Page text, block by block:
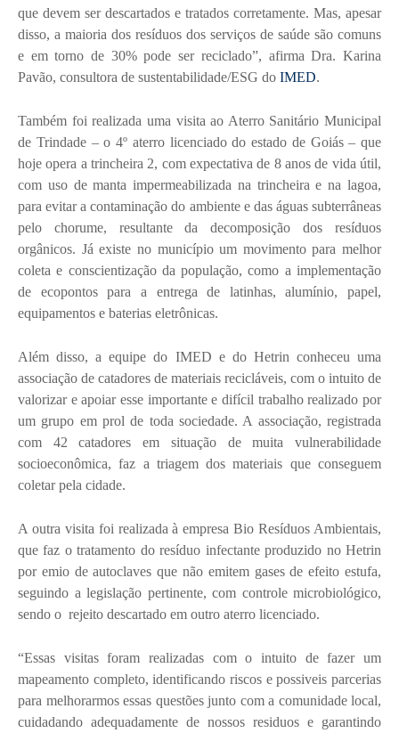
que devem ser descartados e tratados corretamente. Mas, apesar
disso, a maioria dos resíduos dos serviços de saúde são comuns
e em torno de 30% pode ser reciclado”, afirma Dra. Karina
Pavão, consultora de sustentabilidade/ESG do IMED.
Também foi realizada uma visita ao Aterro Sanitário Municipal
de Trindade – o 4º aterro licenciado do estado de Goiás – que
hoje opera a trincheira 2, com expectativa de 8 anos de vida útil,
com uso de manta impermeabilizada na trincheira e na lagoa,
para evitar a contaminação do ambiente e das águas subterrâneas
pelo chorume, resultante da decomposição dos resíduos
orgânicos. Já existe no município um movimento para melhor
coleta e conscientização da população, como a implementação
de ecopontos para a entrega de latinhas, alumínio, papel,
equipamentos e baterias eletrônicas.
Além disso, a equipe do IMED e do Hetrin conheceu uma
associação de catadores de materiais recicláveis, com o intuito de
valorizar e apoiar esse importante e difícil trabalho realizado por
um grupo em prol de toda sociedade. A associação, registrada
com 42 catadores em situação de muita vulnerabilidade
socioeconômica, faz a triagem dos materiais que conseguem
coletar pela cidade.
A outra visita foi realizada à empresa Bio Resíduos Ambientais,
que faz o tratamento do resíduo infectante produzido no Hetrin
por emio de autoclaves que não emitem gases de efeito estufa,
seguindo a legislação pertinente, com controle microbiológico,
sendo o rejeito descartado em outro aterro licenciado.
“Essas visitas foram realizadas com o intuito de fazer um
mapeamento completo, identificando riscos e possiveis parcerias
para melhorarmos essas questões junto com a comunidade local,
cuidadando adequadamente de nossos residuos e garantindo